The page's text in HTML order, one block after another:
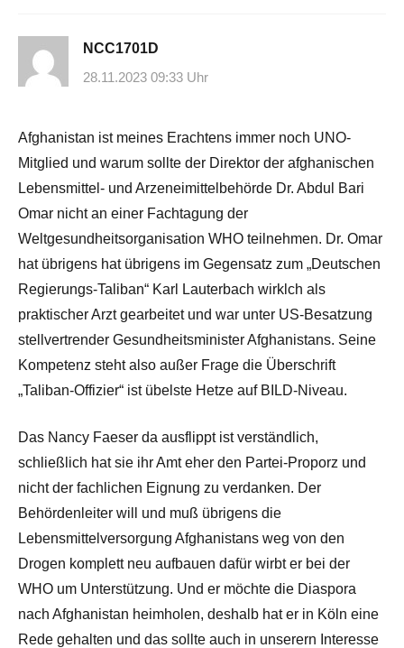
NCC1701D
28.11.2023 09:33 Uhr
Afghanistan ist meines Erachtens immer noch UNO-
Mitglied und warum sollte der Direktor der afghanischen
Lebensmittel- und Arzeneimittelbehörde Dr. Abdul Bari
Omar nicht an einer Fachtagung der
Weltgesundheitsorganisation WHO teilnehmen. Dr. Omar
hat übrigens hat übrigens im Gegensatz zum „Deutschen
Regierungs-Taliban“ Karl Lauterbach wirklch als
praktischer Arzt gearbeitet und war unter US-Besatzung
stellvertrender Gesundheitsminister Afghanistans. Seine
Kompetenz steht also außer Frage die Überschrift
„Taliban-Offizier“ ist übelste Hetze auf BILD-Niveau.
Das Nancy Faeser da ausflippt ist verständlich,
schließlich hat sie ihr Amt eher den Partei-Proporz und
nicht der fachlichen Eignung zu verdanken. Der
Behördenleiter will und muß übrigens die
Lebensmittelversorgung Afghanistans weg von den
Drogen komplett neu aufbauen dafür wirbt er bei der
WHO um Unterstützung. Und er möchte die Diaspora
nach Afghanistan heimholen, deshalb hat er in Köln eine
Rede gehalten und das sollte auch in unserern Interesse